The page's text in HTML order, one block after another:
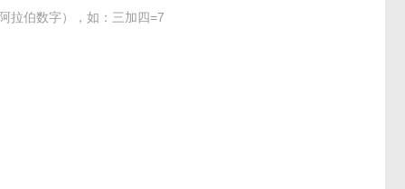
拉伯数字），如：三加四=7